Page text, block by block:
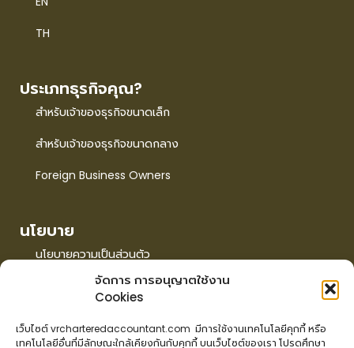
จัดการ การอนุญาตใช้งาน
Cookies
เว็บไซต์ vrcharteredaccountant.com มีการใช้งานเทคโนโลยีคุกกี้ หรือ
เทคโนโลยีอื่นที่มีลักษณะใกล้เคียงกันกับคุกกี้ บนเว็บไซต์ของเรา โปรดศึกษา
TH
ประเภทธุรกิจคุณ?
สำหรับเจ้าของธุรกิจขนาดเล็ก
สำหรับเจ้าของธุรกิจขนาดกลาง
Foreign Business Owners
นโยบาย
นโยบายความเป็นส่วนตัว
นโยบายการใช้คุกกี้